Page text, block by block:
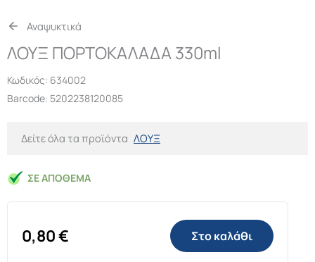
Αναψυκτικά
ΛΟΥΞ ΠΟΡΤΟΚΑΛΑΔΑ 330ml
Κωδικός: 634002
Barcode: 5202238120085
Δείτε όλα τα προϊόντα ΛΟΥΞ
ΣΕ ΑΠΌΘΕΜΑ
0,80€ Στο καλάθι